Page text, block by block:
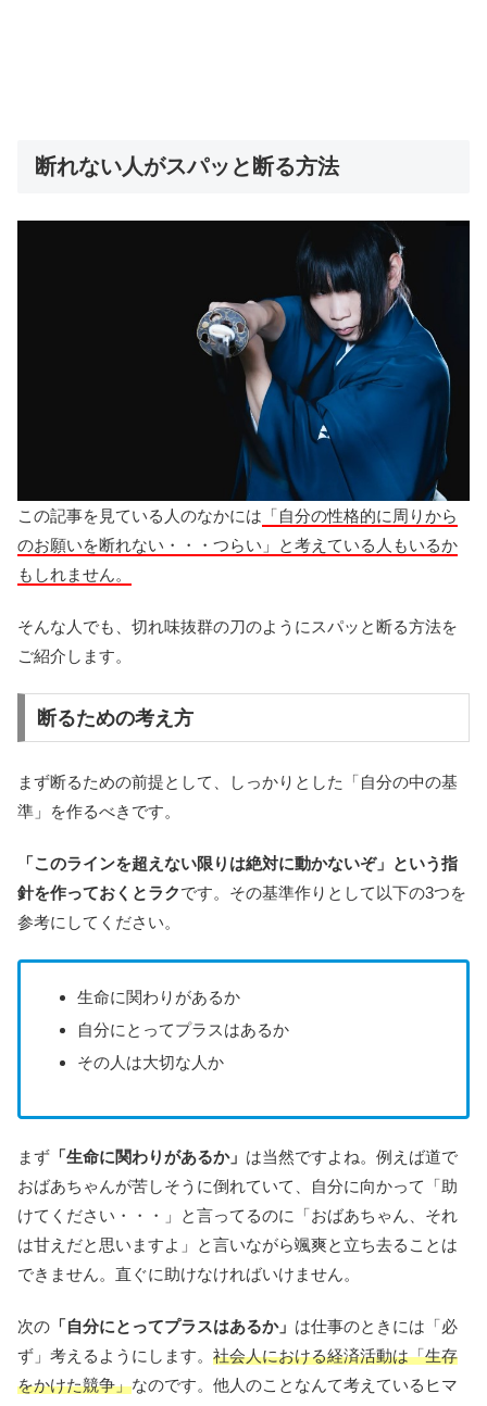
断れない人がスパッと断る方法
この記事を見ている人のなかには 「自分の性格的に周りから
のお願いを断れない・・・つらい」と考えている人もいるか
もしれません。
そんな人でも、切れ味抜群の刀のようにスパッと断る方法を
ご紹介します。
断るための考え方
まず断るための前提として、しっかりとした「自分の中の基
準」を作るべきです。
「このラインを超えない限りは絶対に動かないぞ」という指
針を作っておくとラクです。その基準作りとして以下の3つを
参考にしてください。
生命に関わりがあるか
自分にとってプラスはあるか
その人は大切な人か
まず 「生命に関わりがあるか」 は当然ですよね。例えば道で
おばあちゃんが苦しそうに倒れていて、自分に向かって「助
けてください・・・」と言ってるのに「おばあちゃん、それ
は甘えだと思いますよ」と言いながら颯爽と立ち去ることは
できません。直ぐに助けなければいけません。
次の 「自分にとってプラスはあるか」 は仕事のときには「必
ず」考えるようにします。 社会人における経済活動は「生存
をかけた競争」なのです。他人のことなんて考えているヒマ